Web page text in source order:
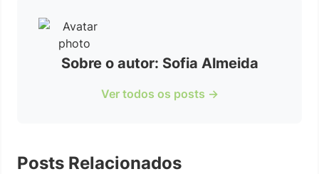
Sobre o autor: Sofia Almeida
Ver todos os posts →
Posts Relacionados